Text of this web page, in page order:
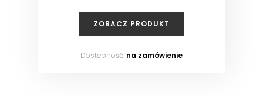
ZOBACZ PRODUKT
Dostępność: na zamówienie